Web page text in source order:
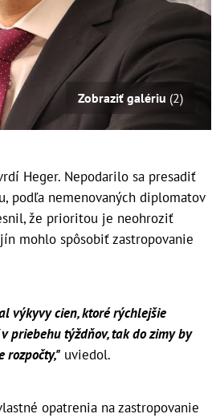
Zobraziť galériu (2)
Heger. Nepodarilo sa presadiť
podľa nemenovaných diplomatov
že prioritou je neohroziť
mohlo spôsobiť zastropovanie
výkyvy cien, ktoré rýchlejšie
priebehu týždňov, tak do zimy by
rozpočty," uviedol.
opatrenia na zastropovanie